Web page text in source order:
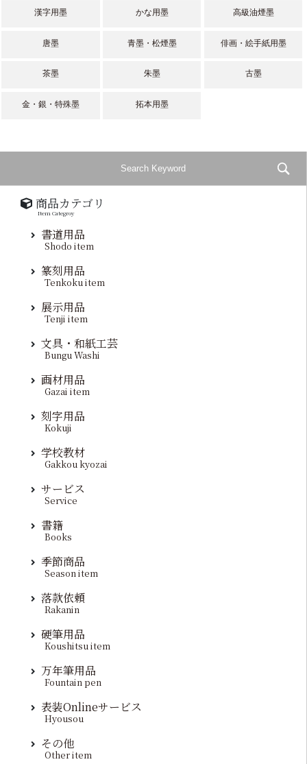
漢字用墨 かな用墨 高級油煙墨
唐墨 青墨・松煙墨 俳画・絵手紙用墨
茶墨 朱墨 古墨
金・銀・特殊墨 拓本用墨
商品カテゴリ
Item Categroy
書道用品
Shodo item
篆刻用品
Tenkoku item
展示用品
Tenji item
文具・和紙工芸
Bungu Washi
画材用品
Gazai item
刻字用品
Kokuji
学校教材
Gakkou kyozai
サービス
Service
書籍
Books
季節商品
Season item
落款依頼
Rakanin
硬筆用品
Koushitsu item
万年筆用品
Fountain pen
表装Onlineサービス
Hyousou
その他
Other item